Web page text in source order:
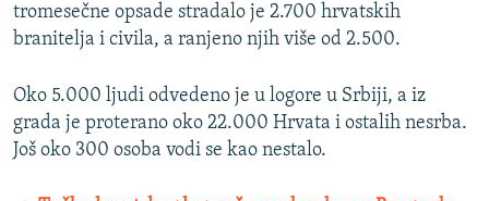
tromesečne opsade stradalo je 2.700 hrvatskih
branitelja i civila, a ranjeno njih više od 2.500.
Oko 5.000 ljudi odvedeno je u logore u Srbiji, a iz
grada je proterano oko 22.000 Hrvata i ostalih nesrba.
Još oko 300 osoba vodi se kao nestalo.